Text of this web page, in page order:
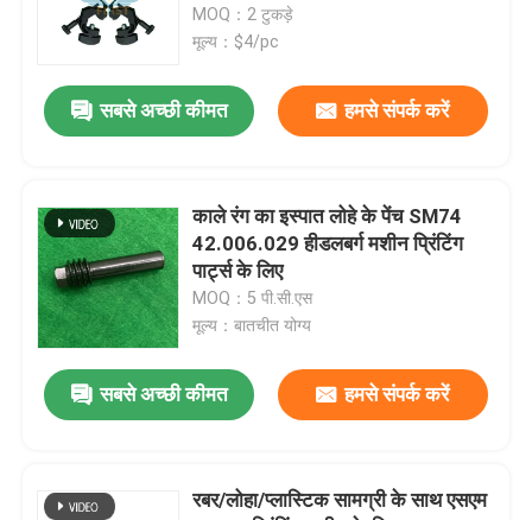
हीडलबर्ग प्रिंटिंग मशीन के पुर्जे
मुलर मार्टिनी स्पेयर पार्ट्स
सक्शन बेल्ट
हीडलबर्ग मोटर्स
Wash Up Blades
ऑफसेट मशीन स्पेयर पार्ट्स
MOQ：2 टुकड़े
मूल्य：$4/pc
सबसे अच्छी कीमत हमसे संपर्क करें
काले रंग का इस्पात लोहे के पेंच SM74
42.006.029 हीडलबर्ग मशीन प्रिंटिंग
पार्ट्स के लिए
MOQ：5 पी.सी.एस
मूल्य：बातचीत योग्य
सबसे अच्छी कीमत हमसे संपर्क करें
रबर/लोहा/प्लास्टिक सामग्री के साथ एसएम